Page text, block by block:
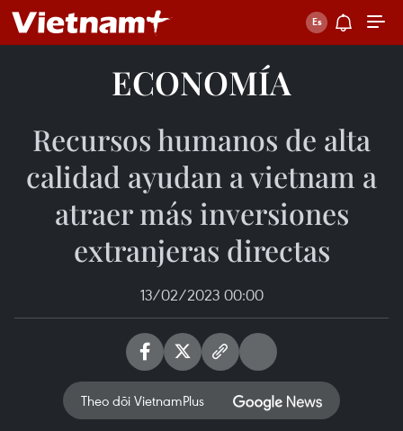
ECONOMÍA
Recursos humanos de alta
calidad ayudan a vietnam a
atraer más inversiones
extranjeras directas
13/02/2023 00:00
Theo dõi VietnamPlus